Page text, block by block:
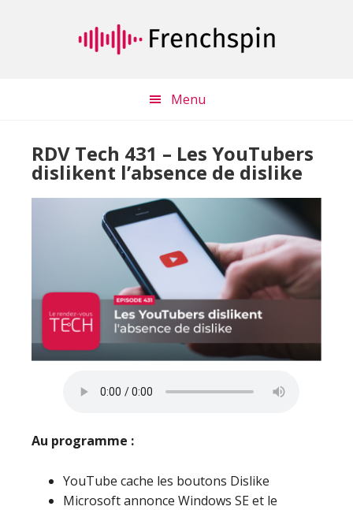
Menu
RDV Tech 431 – Les YouTubers
dislikent l’absence de dislike
Au programme :
YouTube cache les boutons Dislike
Microsoft annonce Windows SE et le